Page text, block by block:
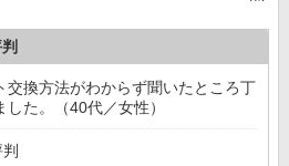
交換方法がわからず聞いたところ丁
た。（40代／女性）